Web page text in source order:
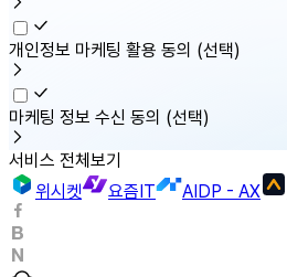
개인정보 마케팅 활용 동의 (선택)
마케팅 정보 수신 동의 (선택)
서비스 전체보기
위시켓
요즘IT AIDP - AX